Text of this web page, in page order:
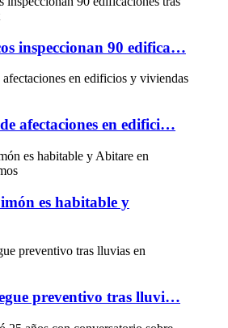
inspeccionan 90 edifica…
afectaciones en edifici…
es habitable y
preventivo tras lluvi…